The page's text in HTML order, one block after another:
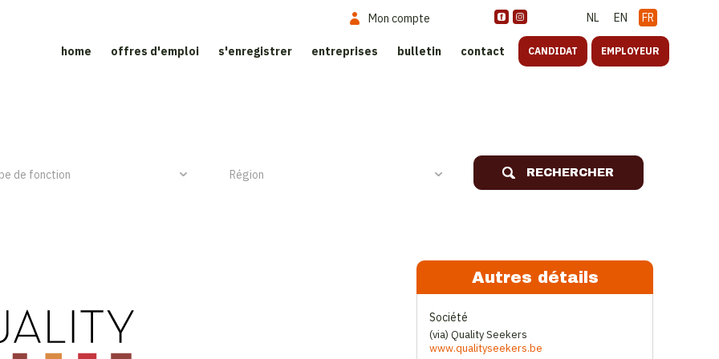
NL EN FR
Mon compte
home offres d'emploi s'enregistrer entreprises bulletin contact CANDIDAT EMPLOYEUR
RECHERCHER
Autres détails
Société
(via) Quality Seekers
www.qualityseekers.be